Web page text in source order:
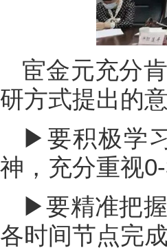
宦金元充分
研方式提出的
▶要积极学
神，充分重视
▶要精准把
各时间节点完